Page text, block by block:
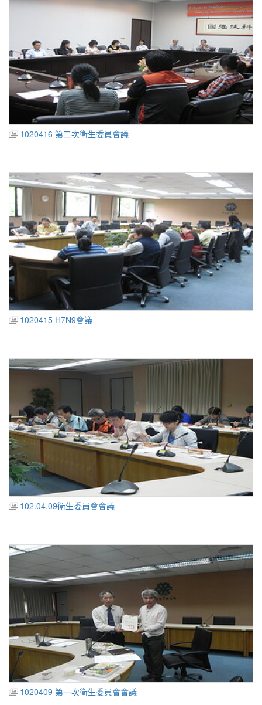
1020416 第二次衛生委員會議
1020415 H7N9會議
102.04.09衛生委員會會議
1020409 第一次衛生委員會會議